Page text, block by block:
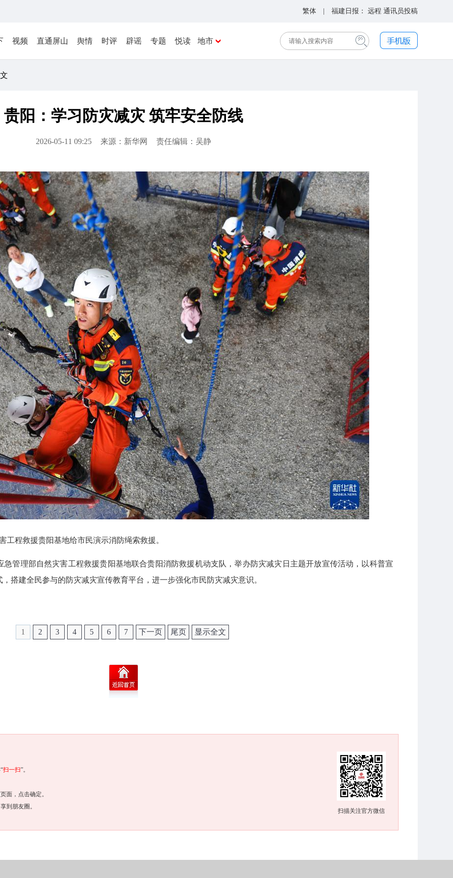
繁体 | 福建日报： 远程 通讯员投稿
视频 直通屏山 舆情 时评 辟谣 专题 悦读 地市
贵阳：学习防灾减灾 筑牢安全防线
2026-05-11 09:25 来源：新华网 责任编辑：吴静
工程救援贵阳基地给市民演示消防绳索救援。
急管理部自然灾害工程救援贵阳基地联合贵阳消防救援机动支队，举办防灾减灾日主题开放宣传活动，以科普宣
搭建全民参与的防灾减灾宣传教育平台，进一步强化市民防灾减灾意识。
1 2 3 4 5 6 7 下一页 尾页 显示全文
扫描关注官方微信
扫一扫”。
面，点击确定。
到朋友圈。